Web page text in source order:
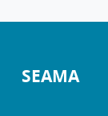
SEAMA